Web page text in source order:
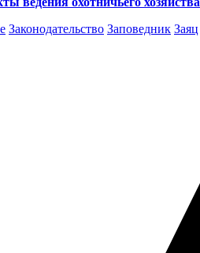
Законодательство Заповедник Заяц